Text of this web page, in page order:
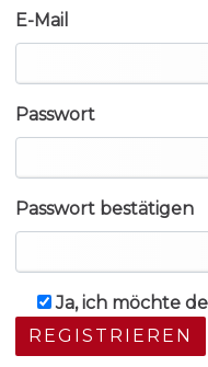
E-Mail
Passwort
Passwort bestätigen
Ja, ich möchte
REGISTRIEREN